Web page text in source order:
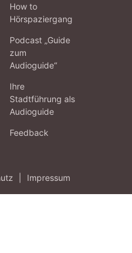
How to
Hörspaziergang
Podcast „Guide
zum
Audioguide“
Ihre
Stadtführung als
Audioguide
Feedback
Impressum